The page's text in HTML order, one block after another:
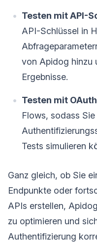
Testen mit API-
API-Schlüssel in
von Apidog hinzu
Ergebnisse.
Testen mit OAuth
Flows, sodass Sie
Tests simulieren
Ganz gleich, ob Sie
Endpunkte oder
APIs erstellen,
zu optimieren und
Authentifizierung